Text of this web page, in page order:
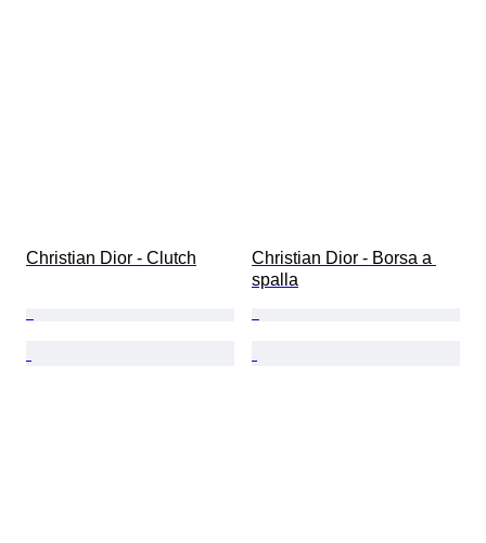
Christian Dior - Clutch
Christian Dior - Borsa a
spalla